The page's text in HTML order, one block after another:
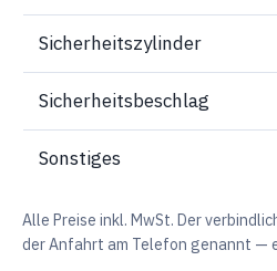
Sicherheitszylinder
Sicherheitsbeschlag
Sonstiges
Alle Preise inkl. MwSt. Der
der Anfahrt am Telefon genannt —